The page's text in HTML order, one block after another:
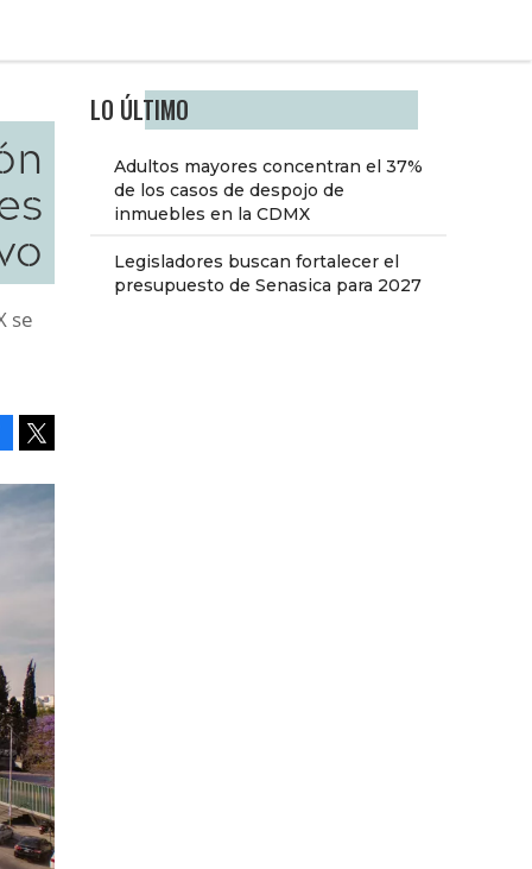
LO ÚLTIMO
Adultos mayores concentran el 37%
de los casos de despojo de
inmuebles en la CDMX
Legisladores buscan fortalecer el
presupuesto de Senasica para 2027
se